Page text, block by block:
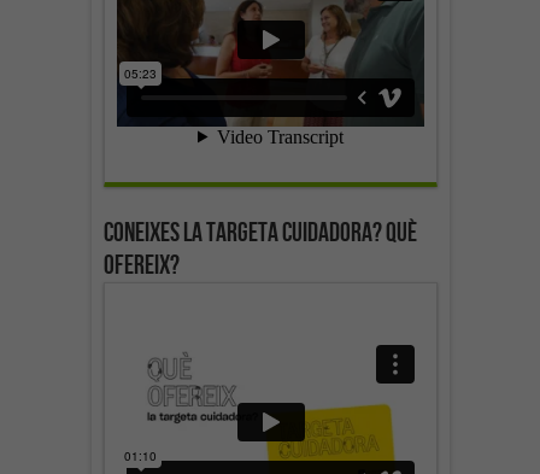
Coneixes la targeta cuidadora? Què
ofereix?